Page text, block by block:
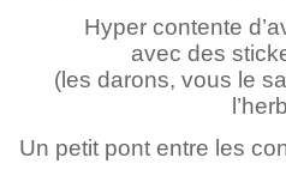
Hyper contente
avec des
(les darons, vous le
Un petit pont entre les